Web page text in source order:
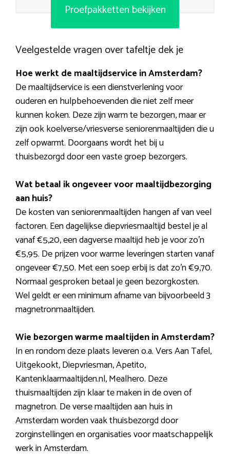
Proefpakketten bekijken
Veelgestelde vragen over tafeltje dek je
Hoe werkt de maaltijdservice in Amsterdam?
De maaltijdservice is een dienstverlening voor
ouderen en hulpbehoevenden die niet zelf meer
kunnen koken. Deze zijn warm te bezorgen, maar er
zijn ook koelverse/vriesverse seniorenmaaltijden die u
zelf opwarmt. Doorgaans wordt het bij u
thuisbezorgd door een vaste groep bezorgers.
Wat betaal ik ongeveer voor maaltijdbezorging
aan huis?
De kosten van seniorenmaaltijden hangen af van veel
factoren. Een dagelijkse diepvriesmaaltijd bestel je al
vanaf €5,20, een dagverse maaltijd heb je voor zo’n
€5,95. De prijzen voor warme leveringen starten vanaf
ongeveer €7,50. Met een soep erbij is dat zo’n €9,70.
Normaal gesproken betaal je geen bezorgkosten.
Wel geldt er een minimum afname van bijvoorbeeld 3
magnetronmaaltijden.
Wie bezorgen warme maaltijden in Amsterdam?
In en rondom deze plaats leveren o.a. Vers Aan Tafel,
Uitgekookt, Diepvriesman, Apetito,
Kantenklaarmaaltijden.nl, Mealhero. Deze
thuismaaltijden zijn klaar te maken in de oven of
magnetron. De verse maaltijden aan huis in
Amsterdam worden vaak thuisbezorgd door
zorginstellingen en organisaties voor maatschappelijk
werk in Amsterdam.